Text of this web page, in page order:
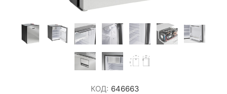
КОД: 646663